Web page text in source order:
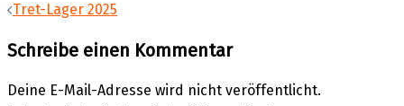
Tret-Lager 2025
Schreibe einen Kommentar
Deine E-Mail-Adresse wird nicht veröffentlicht.